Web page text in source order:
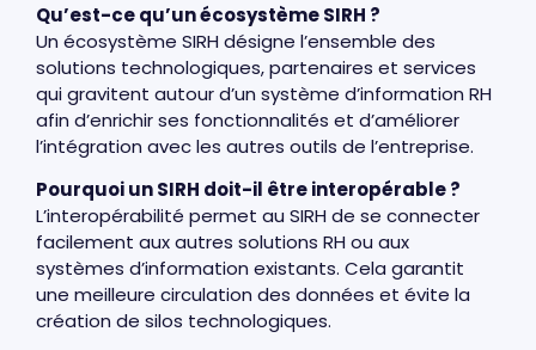
Qu’est-ce qu’un écosystème SIRH ?
Un écosystème SIRH désigne l’ensemble des
solutions technologiques, partenaires et services
qui gravitent autour d’un système d’information RH
afin d’enrichir ses fonctionnalités et d’améliorer
l’intégration avec les autres outils de l’entreprise.
Pourquoi un SIRH doit-il être interopérable ?
L’interopérabilité permet au SIRH de se connecter
facilement aux autres solutions RH ou aux
systèmes d’information existants. Cela garantit
une meilleure circulation des données et évite la
création de silos technologiques.